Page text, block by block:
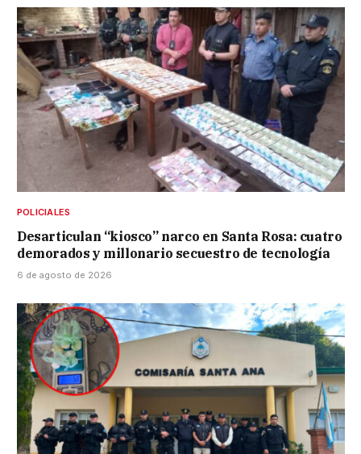
POLICIALES
Desarticulan “kiosco” narco en Santa Rosa: cuatro
demorados y millonario secuestro de tecnología
6 de agosto de 2026